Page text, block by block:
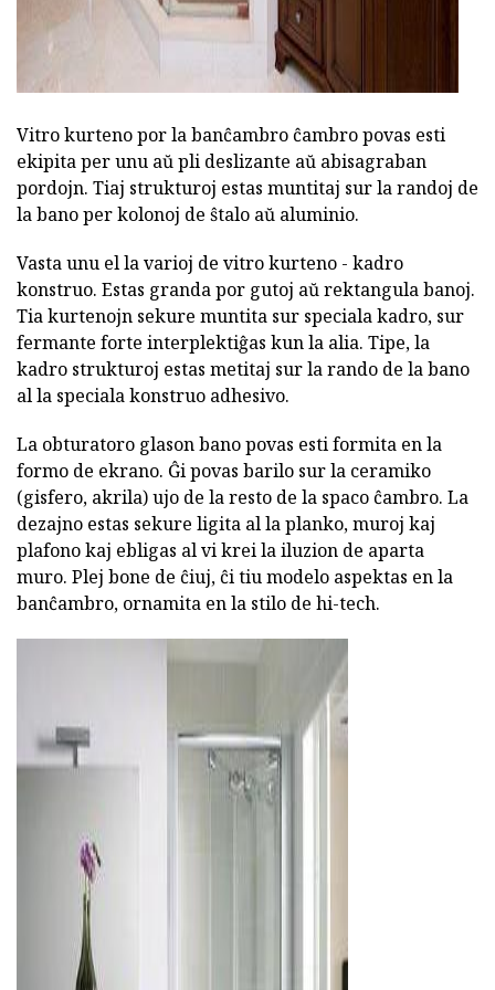
Vitro kurteno por la banĉambro ĉambro povas esti
ekipita per unu aŭ pli deslizante aŭ abisagraban
pordojn. Tiaj strukturoj estas muntitaj sur la randoj de
la bano per kolonoj de ŝtalo aŭ aluminio.
Vasta unu el la varioj de vitro kurteno - kadro
konstruo. Estas granda por gutoj aŭ rektangula banoj.
Tia kurtenojn sekure muntita sur speciala kadro, sur
fermante forte interplektiĝas kun la alia. Tipe, la
kadro strukturoj estas metitaj sur la rando de la bano
al la speciala konstruo adhesivo.
La obturatoro glason bano povas esti formita en la
formo de ekrano. Ĝi povas barilo sur la ceramiko
(gisfero, akrila) ujo de la resto de la spaco ĉambro. La
dezajno estas sekure ligita al la planko, muroj kaj
plafono kaj ebligas al vi krei la iluzion de aparta
muro. Plej bone de ĉiuj, ĉi tiu modelo aspektas en la
banĉambro, ornamita en la stilo de hi-tech.